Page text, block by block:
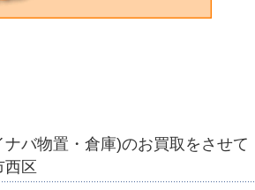
バ物置・倉庫)のお買取をさせて
西区